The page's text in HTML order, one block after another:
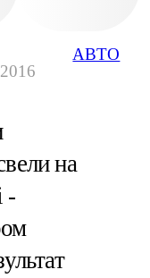
АВТО
на
-